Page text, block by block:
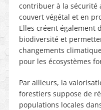
contribuer à la sécurité
couvert végétal et en
Elles créent également
biodiversité et
changements
pour les écosystèmes
Par ailleurs, la
forestiers suppose de
populations locales